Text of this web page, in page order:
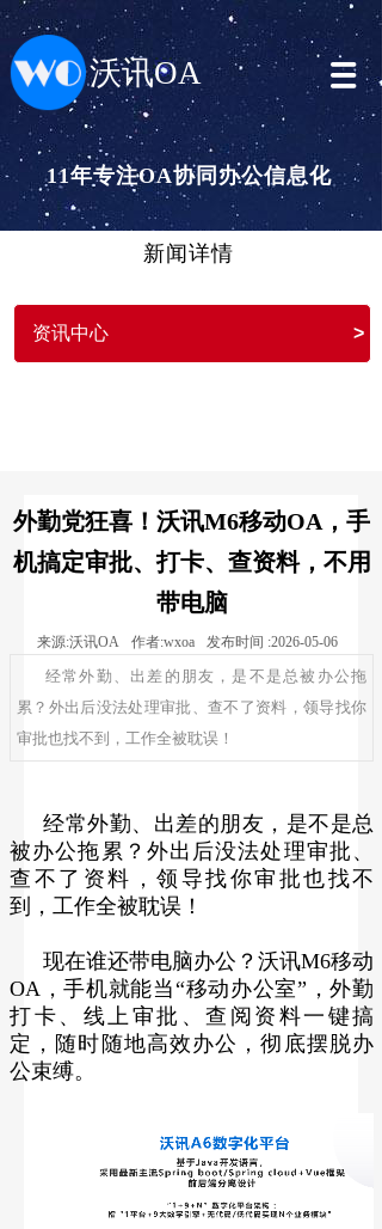
沃讯OA
11年专注OA协同办公信息化
新闻详情
资讯中心 >
外勤党狂喜！沃讯M6移动OA，手
机搞定审批、打卡、查资料，不用
带电脑
来源:沃讯OA 作者:wxoa 发布时间 :2026-05-06
经常外勤、出差的朋友，是不是总被办公拖
累？外出后没法处理审批、查不了资料，领导找你
审批也找不到，工作全被耽误！
经常外勤、出差的朋友，是不是总
被办公拖累？外出后没法处理审批、
查不了资料，领导找你审批也找不
到，工作全被耽误！
现在谁还带电脑办公？沃讯M6移动
OA，手机就能当“移动办公室”，外勤
打卡、线上审批、查阅资料一键搞
定，随时随地高效办公，彻底摆脱办
公束缚。